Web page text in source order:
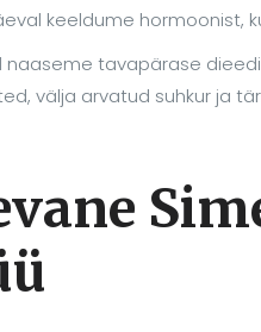
keeldume hormoonist,
naaseme tavapärase
välja arvatud suhkur ja